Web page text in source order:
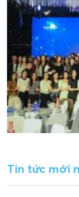
Tin tức mới